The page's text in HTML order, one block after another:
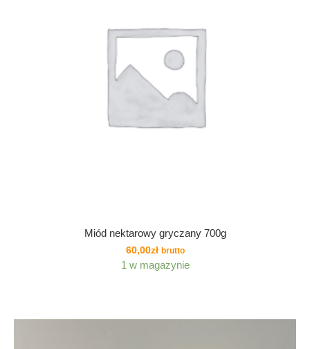
Miód nektarowy gryczany 700g
60,00zł brutto
1 w magazynie